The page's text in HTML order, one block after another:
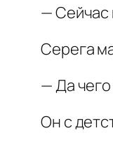
— Сейчас
Серега
— Да
Он с